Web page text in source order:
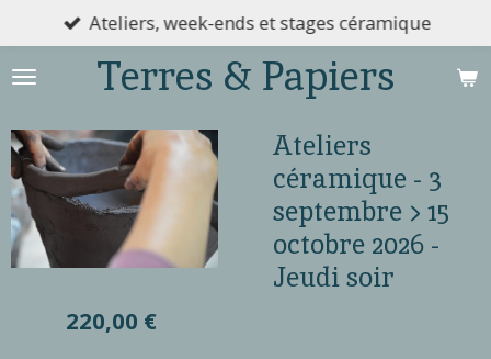
Passer
au
contenu
Terres & Papiers
Ateliers, week-ends et stages céramique
Ateliers
céramique - 3
septembre > 15
octobre 2026 -
Jeudi soir
220,00 €